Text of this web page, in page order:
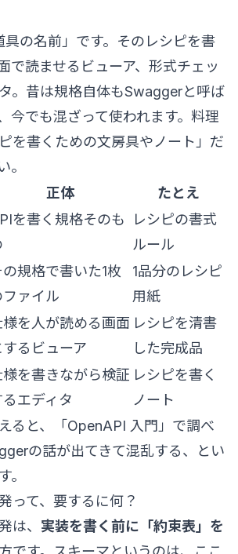
具の名前」です。そのレシピを書
で読ませるビューア、形式チェッ
。昔は規格自体もSwaggerと呼ば
今でも混ざって使われます。料理
を書くための文房具やノート」だ
。
正体 たとえ
を書く規格そのも
レシピの書式
ルール
の規格で書いた1枚
ファイル
1品分のレシピ
用紙
様を人が読める画面
するビューア
レシピを清書
した完成品
様を書きながら検証
るエディタ
レシピを書く
ノート
ると、「OpenAPI 入門」で調べ
の話が出てきて混乱する、とい
。
って、要するに何？
は、 実装を書く前に「約束表」を